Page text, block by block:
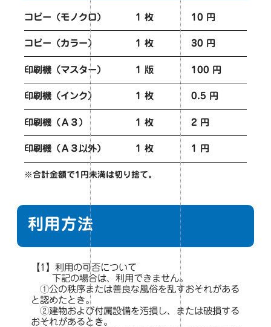
コピー（モノクロ） 1 枚 10 円
コピー（カラー） 1 枚 30 円
印刷機（マスター） 1 版 100 円
印刷機（インク） 1 枚 0.5 円
印刷機（Ａ３） 1 枚 2 円
印刷機（Ａ３以外） 1 枚 1 円
※合計金額で1円未満は切り捨て。
利用方法
【1】利用の可否について
下記の場合は、利用できません。
①公の秩序または善良な風俗を乱すおそれがある
と認めたとき。
②建物および付属設備を汚損し、または破損する
おそれがあるとき。